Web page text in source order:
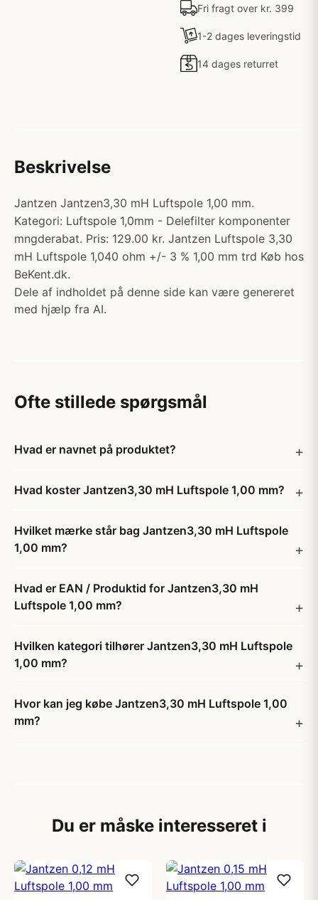
Fri fragt over kr. 399
1-2 dages leveringstid
14 dages returret
Beskrivelse
Jantzen Jantzen3,30 mH Luftspole 1,00 mm.
Kategori: Luftspole 1,0mm - Delefilter komponenter
mngderabat. Pris: 129.00 kr. Jantzen Luftspole 3,30
mH Luftspole 1,040 ohm +/- 3 % 1,00 mm trd Køb hos
BeKent.dk.
Dele af indholdet på denne side kan være genereret
med hjælp fra AI.
Ofte stillede spørgsmål
Hvad er navnet på produktet?
Hvad koster Jantzen3,30 mH Luftspole 1,00 mm?
Hvilket mærke står bag Jantzen3,30 mH Luftspole
1,00 mm?
Hvad er EAN / Produktid for Jantzen3,30 mH
Luftspole 1,00 mm?
Hvilken kategori tilhører Jantzen3,30 mH Luftspole
1,00 mm?
Hvor kan jeg købe Jantzen3,30 mH Luftspole 1,00
mm?
Du er måske interesseret i